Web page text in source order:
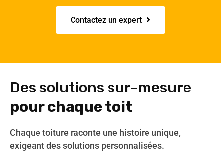
Contactez un expert
Des solutions sur-mesure
pour chaque toit
Chaque toiture raconte une histoire unique,
exigeant des solutions personnalisées.